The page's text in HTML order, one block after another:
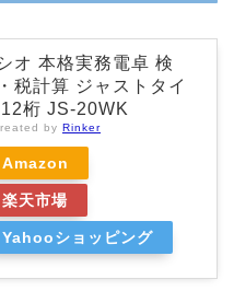
オ 本格実務電卓 検
税計算 ジャストタイ
桁 JS-20WK
by Rinker
Amazon
楽天市場
Yahooショッピング